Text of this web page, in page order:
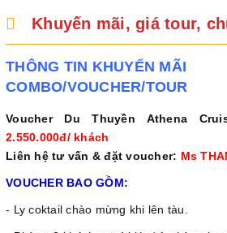
Khuyến mãi, giá tour,
THÔNG TIN KHUYẾN MÃI
COMBO/VOUCHER/TOUR
Voucher Du Thuyền Athena
2.550.000đ/ khách
Liên hệ tư vấn & đặt voucher: Ms
VOUCHER BAO GỒM:
- Ly coktail chào mừng khi lên tàu.